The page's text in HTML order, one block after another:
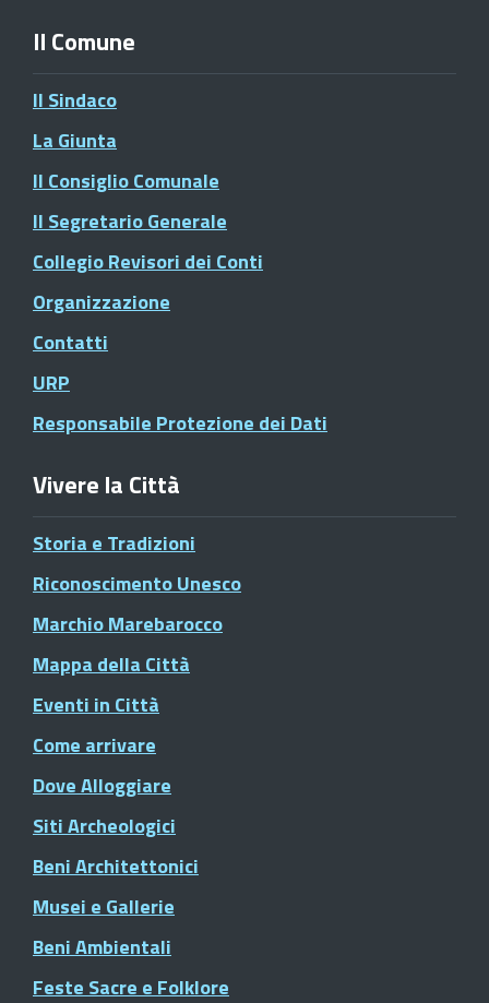
Il Comune
Il Sindaco
La Giunta
Il Consiglio Comunale
Il Segretario Generale
Collegio Revisori dei Conti
Organizzazione
Contatti
URP
Responsabile Protezione dei Dati
Vivere la Città
Storia e Tradizioni
Riconoscimento Unesco
Marchio Marebarocco
Mappa della Città
Eventi in Città
Come arrivare
Dove Alloggiare
Siti Archeologici
Beni Architettonici
Musei e Gallerie
Beni Ambientali
Feste Sacre e Folklore